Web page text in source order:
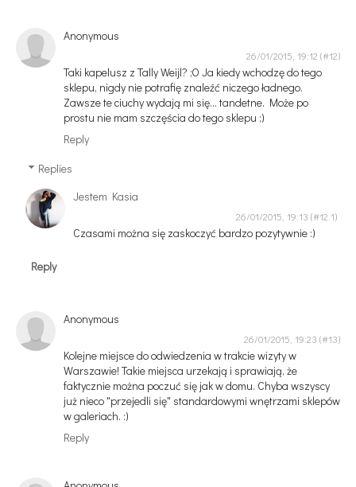
Anonymous
26/01/2015, 19:12
Taki kapelusz z Tally Weijl? ;O Ja kiedy wchodzę do tego
sklepu, nigdy nie potrafię znaleźć niczego ładnego.
Zawsze te ciuchy wydają mi się... tandetne. Może po
prostu nie mam szczęścia do tego sklepu ;)
Reply
Replies
Jestem Kasia
26/01/2015, 19:13
Czasami można się zaskoczyć bardzo pozytywnie :)
Reply
Anonymous
26/01/2015, 19:23
Kolejne miejsce do odwiedzenia w trakcie wizyty w
Warszawie! Takie miejsca urzekają i sprawiają, że
faktycznie można poczuć się jak w domu. Chyba wszyscy
już nieco "przejedli się" standardowymi wnętrzami sklepów
w galeriach. :)
Reply